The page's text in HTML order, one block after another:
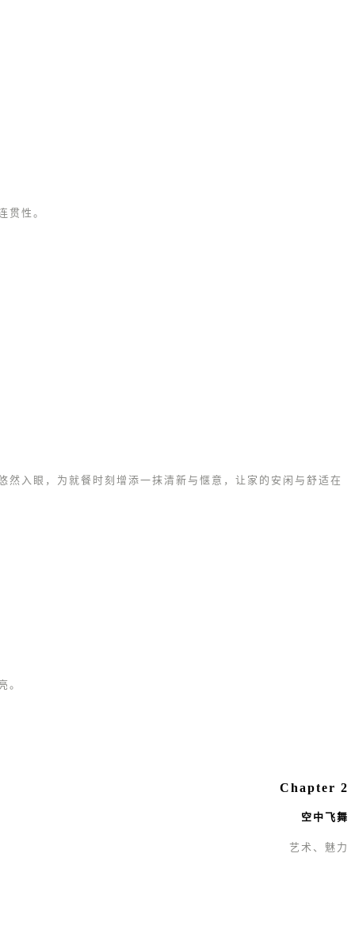
贯性。
入眼，为就餐时刻增添一抹清新与惬意，让家的安闲与舒适在
。
Chapter 2
空中飞舞
艺术、魅力